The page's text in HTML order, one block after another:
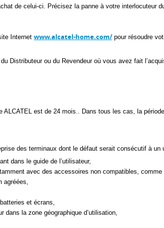
de celui-ci. Précisez la panne à votre interlocuteur
Internet www.alcatel-home.com/pour résoudre
Distributeur ou du Revendeur où vous avez fait
ALCATEL est de 24 mois.. Dans tous les cas, la
des terminaux dont le défaut serait consécutif à un
dans le guide de l’utilisateur,
avec des accessoires non compatibles, comme
agréées,
et écrans,
dans la zone géographique d’utilisation,